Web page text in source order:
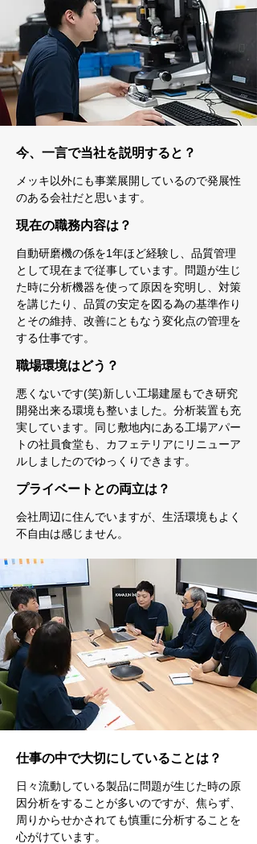
今、一言で当社を説明すると？
メッキ以外にも事業展開しているので発展性
のある会社だと思います。
現在の職務内容は？
自動研磨機の係を1年ほど経験し、品質管理
として現在まで従事しています。問題が生じ
た時に分析機器を使って原因を究明し、対策
を講じたり、品質の安定を図る為の基準作り
とその維持、改善にともなう変化点の管理を
する仕事です。
職場環境はどう？
悪くないです(笑)新しい工場建屋もでき研究
開発出来る環境も整いました。分析装置も充
実しています。同じ敷地内にある工場アパー
トの社員食堂も、カフェテリアにリニューア
ルしましたのでゆっくりできます。
プライベートとの両立は？
会社周辺に住んでいますが、生活環境もよく
不自由は感じません。
仕事の中で大切にしていることは？
日々流動している製品に問題が生じた時の原
因分析をすることが多いのですが、焦らず、
周りからせかされても慎重に分析することを
心がけています。